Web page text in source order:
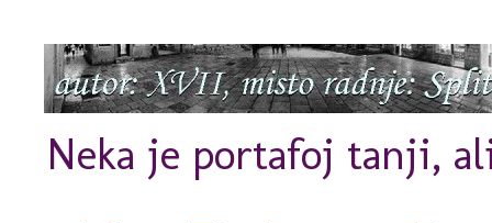
Neka je portafoj tanji,